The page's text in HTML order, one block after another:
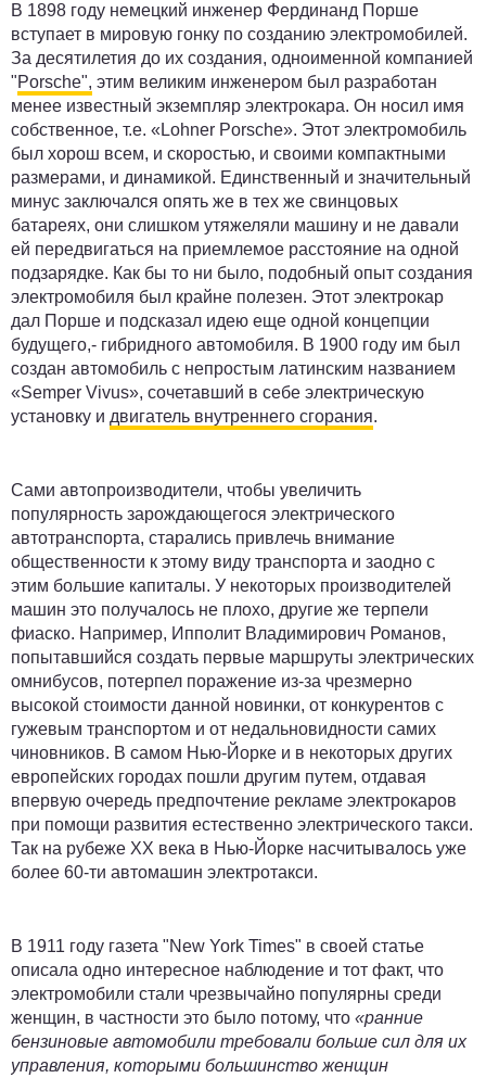
В 1898 году немецкий инженер Фердинанд Порше
вступает в мировую гонку по созданию электромобилей.
За десятилетия до их создания, одноименной компанией
"Porsche", этим великим инженером был разработан
менее известный экземпляр электрокара. Он носил имя
собственное, т.е. «Lohner Porsche». Этот электромобиль
был хорош всем, и скоростью, и своими компактными
размерами, и динамикой. Единственный и значительный
минус заключался опять же в тех же свинцовых
батареях, они слишком утяжеляли машину и не давали
ей передвигаться на приемлемое расстояние на одной
подзарядке. Как бы то ни было, подобный опыт создания
электромобиля был крайне полезен. Этот электрокар
дал Порше и подсказал идею еще одной концепции
будущего,- гибридного автомобиля. В 1900 году им был
создан автомобиль с непростым латинским названием
«Semper Vivus», сочетавший в себе электрическую
установку и двигатель внутреннего сгорания.
Сами автопроизводители, чтобы увеличить
популярность зарождающегося электрического
автотранспорта, старались привлечь внимание
общественности к этому виду транспорта и заодно с
этим большие капиталы. У некоторых производителей
машин это получалось не плохо, другие же терпели
фиаско. Например, Ипполит Владимирович Романов,
попытавшийся создать первые маршруты электрических
омнибусов, потерпел поражение из-за чрезмерно
высокой стоимости данной новинки, от конкурентов с
гужевым транспортом и от недальновидности самих
чиновников. В самом Нью-Йорке и в некоторых других
европейских городах пошли другим путем, отдавая
впервую очередь предпочтение рекламе электрокаров
при помощи развития естественно электрического такси.
Так на рубеже XX века в Нью-Йорке насчитывалось уже
более 60-ти автомашин электротакси.
В 1911 году газета "New York Times" в своей статье
описала одно интересное наблюдение и тот факт, что
электромобили стали чрезвычайно популярны среди
женщин, в частности это было потому, что «ранние
бензиновые автомобили требовали больше сил для их
управления, которыми большинство женщин